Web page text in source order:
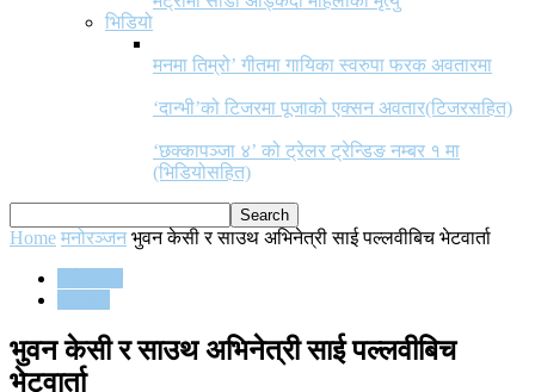
भिडियो
मनमा तिम्रो’ गीतमा गायिका स्वरुपा फरक अवतारमा
‘दान्भी’को टिजरमा पूजाको एक्सन अवतार(टिजरसहित)
‘छक्कापञ्जा ४’ को ट्रेलर ट्रेन्डिङ नम्बर १ मा
(भिडियोसहित)
Home मनोरञ्जन भुवन केसी र साउथ अभिनेत्री साई पल्लवीबिच भेटवार्ता
भुवन केसी र साउथ अभिनेत्री साई पल्लवीबिच
भेटवार्ता